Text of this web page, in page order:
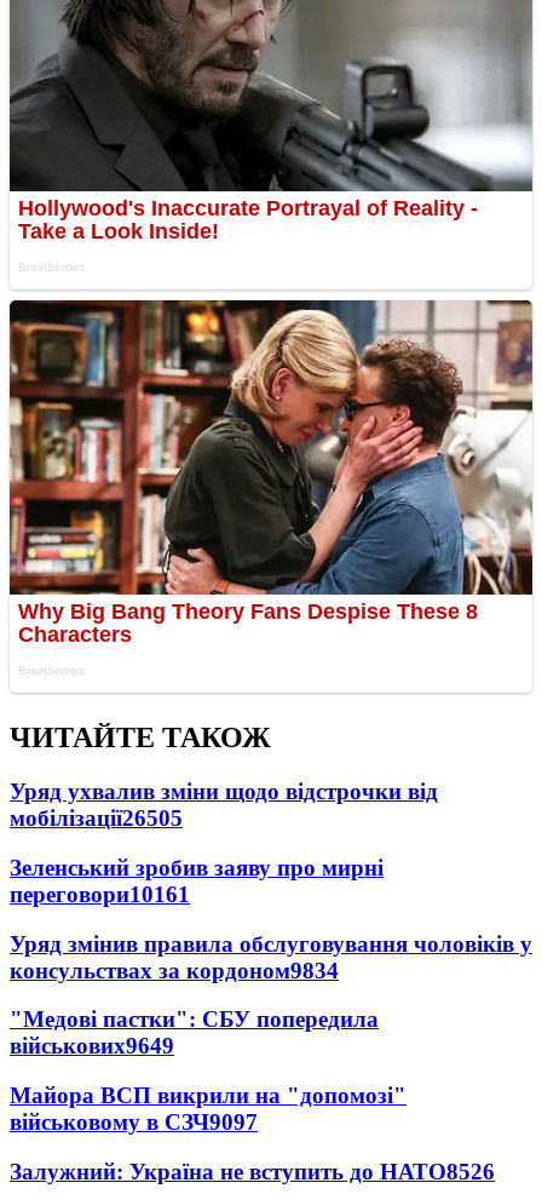
ЧИТАЙТЕ ТАКОЖ
Уряд ухвалив зміни щодо відстрочки від
мобілізації26505
Зеленський зробив заяву про мирні
переговори10161
Уряд змінив правила обслуговування чоловіків у
консульствах за кордоном9834
"Медові пастки": СБУ попередила
військових9649
Майора ВСП викрили на "допомозі"
військовому в СЗЧ9097
Залужний: Україна не вступить до НАТО8526